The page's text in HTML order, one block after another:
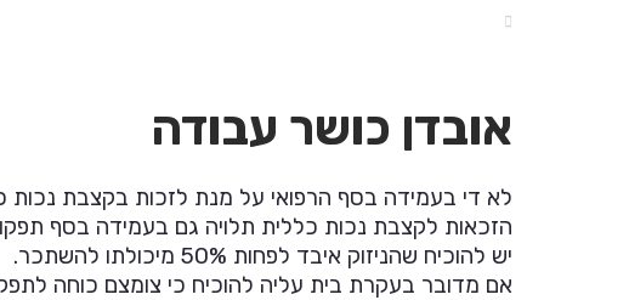
אובדן כושר עבודה
לא די בעמידה בסף הרפואי על מנת לזכות בקצבת נכות
הזכאות לקצבת נכות כללית תלויה גם בעמידה בסף
יש להוכיח שהניזוק איבד לפחות 50% מיכולתו להשתכר.
אם מדובר בעקרת בית עליה להוכיח כי צומצם כוחה לתפקד